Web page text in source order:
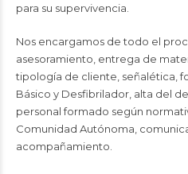
para su supervivencia.
Nos encargamos de todo el
asesoramiento, entrega de
tipología de cliente, señalética,
Básico y Desfibrilador, alta del
personal formado según
Comunidad Autónoma,
acompañamiento.